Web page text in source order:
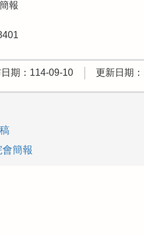
報
期：114-09-10 更新日期
簡報